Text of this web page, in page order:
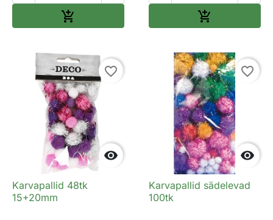
 

favorite_border
Karvapallid 48tk
15+20mm

favorite_border
Karvapallid sädelevad
100tk